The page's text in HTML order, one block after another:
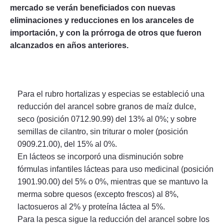
mercado se verán beneficiados con nuevas
eliminaciones y reducciones en los aranceles de
importación, y con la prórroga de otros que fueron
alcanzados en años anteriores.
Para el rubro hortalizas y especias se estableció una
reducción del arancel sobre granos de maíz dulce,
seco (posición 0712.90.99) del 13% al 0%; y sobre
semillas de cilantro, sin triturar o moler (posición
0909.21.00), del 15% al 0%.
En lácteos se incorporó una disminución sobre
fórmulas infantiles lácteas para uso medicinal (posición
1901.90.00) del 5% o 0%, mientras que se mantuvo la
merma sobre quesos (excepto frescos) al 8%,
lactosueros al 2% y proteína láctea al 5%.
Para la pesca sigue la reducción del arancel sobre los